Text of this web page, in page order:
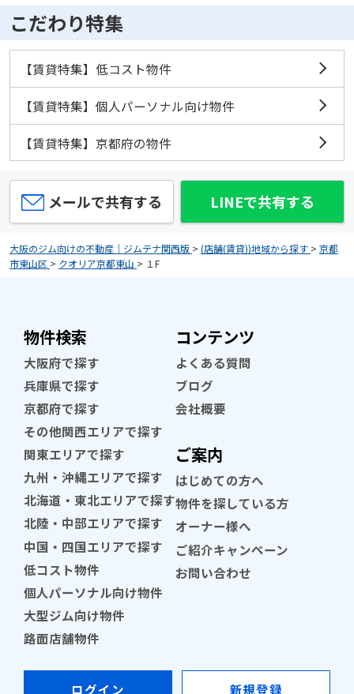
こだわり特集
【賃貸特集】低コスト物件
【賃貸特集】個人パーソナル向け物件
【賃貸特集】京都府の物件
メールで共有する LINEで共有する
大阪のジム向けの不動産｜ジムテナ関西版 > (店舗(賃貸))地域から探す > 京都
市東山区 > クオリア京都東山 > １F
物件検索
大阪府で探す
兵庫県で探す
京都府で探す
その他関西エリアで探す
関東エリアで探す
九州・沖縄エリアで探す
北海道・東北エリアで探す
北陸・中部エリアで探す
中国・四国エリアで探す
低コスト物件
個人パーソナル向け物件
大型ジム向け物件
路面店舗物件
コンテンツ
よくある質問
ブログ
会社概要
ご案内
はじめての方へ
物件を探している方
オーナー様へ
ご紹介キャンペーン
お問い合わせ
ログイン 新規登録